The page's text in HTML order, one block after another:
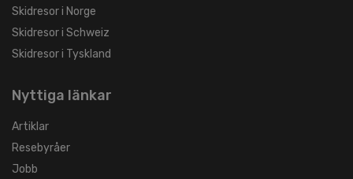
Skidresor i Norge
Skidresor i Schweiz
Skidresor i Tyskland
Nyttiga länkar
Artiklar
Resebyråer
Jobb